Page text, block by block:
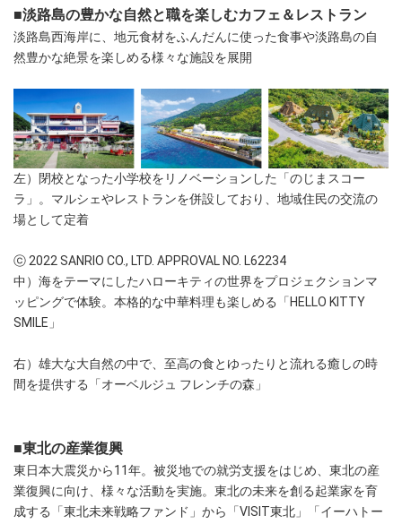
■淡路島の豊かな自然と職を楽しむカフェ＆レストラン
淡路島西海岸に、地元食材をふんだんに使った食事や淡路島の自
然豊かな絶景を楽しめる様々な施設を展開
左）閉校となった小学校をリノベーションした「のじまスコー
ラ」。マルシェやレストランを併設しており、地域住民の交流の
場として定着
ⓒ 2022 SANRIO CO., LTD. APPROVAL NO. L62234
中）海をテーマにしたハローキティの世界をプロジェクションマ
ッピングで体験。本格的な中華料理も楽しめる「HELLO KITTY
SMILE」
右）雄大な大自然の中で、至高の食とゆったりと流れる癒しの時
間を提供する「オーベルジュ フレンチの森」
■東北の産業復興
東日本大震災から11年。被災地での就労支援をはじめ、東北の産
業復興に向け、様々な活動を実施。東北の未来を創る起業家を育
成する「東北未来戦略ファンド」から「VISIT東北」「イーハトー